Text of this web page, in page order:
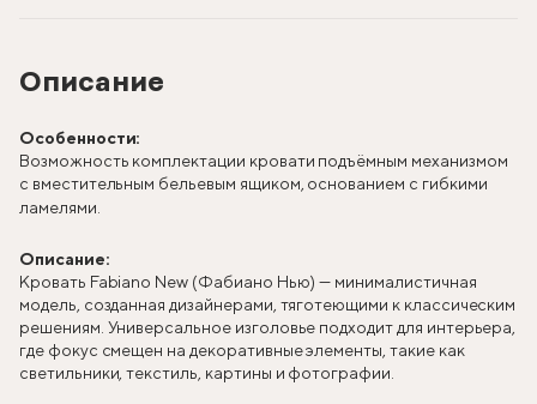
Описание
Особенности:
Возможность комплектации кровати подъёмным механизмом
с вместительным бельевым ящиком, основанием с гибкими
ламелями.
Описание:
Кровать Fabiano New (Фабиано Нью) — минималистичная
модель, созданная дизайнерами, тяготеющими к классическим
решениям. Универсальное изголовье подходит для интерьера,
где фокус смещен на декоративные элементы, такие как
светильники, текстиль, картины и фотографии.